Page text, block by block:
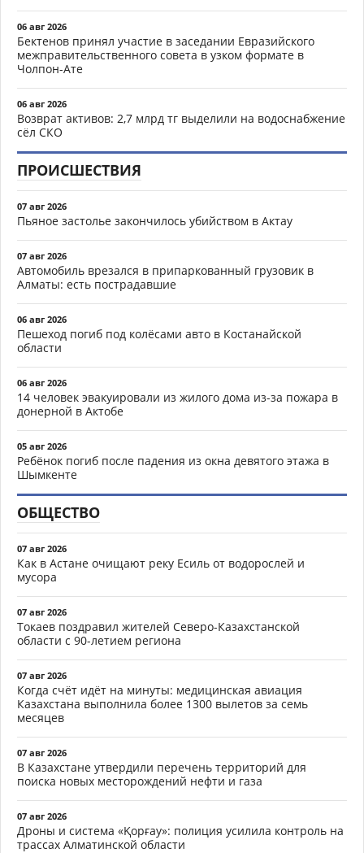
06 авг 2026
Бектенов принял участие в заседании Евразийского
межправительственного совета в узком формате в
Чолпон-Ате
06 авг 2026
Возврат активов: 2,7 млрд тг выделили на водоснабжение
сёл СКО
ПРОИСШЕСТВИЯ
07 авг 2026
Пьяное застолье закончилось убийством в Актау
07 авг 2026
Автомобиль врезался в припаркованный грузовик в
Алматы: есть пострадавшие
06 авг 2026
Пешеход погиб под колёсами авто в Костанайской
области
06 авг 2026
14 человек эвакуировали из жилого дома из-за пожара в
донерной в Актобе
05 авг 2026
Ребёнок погиб после падения из окна девятого этажа в
Шымкенте
ОБЩЕСТВО
07 авг 2026
Как в Астане очищают реку Есиль от водорослей и
мусора
07 авг 2026
Токаев поздравил жителей Северо-Казахстанской
области с 90-летием региона
07 авг 2026
Когда счёт идёт на минуты: медицинская авиация
Казахстана выполнила более 1300 вылетов за семь
месяцев
07 авг 2026
В Казахстане утвердили перечень территорий для
поиска новых месторождений нефти и газа
07 авг 2026
Дроны и система «Қорғау»: полиция усилила контроль на
трассах Алматинской области